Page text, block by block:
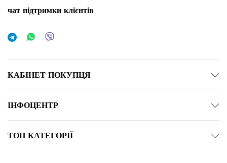
чат підтримки клієнтів
КАБІНЕТ ПОКУПЦЯ
ІНФОЦЕНТР
ТОП КАТЕГОРІЇ